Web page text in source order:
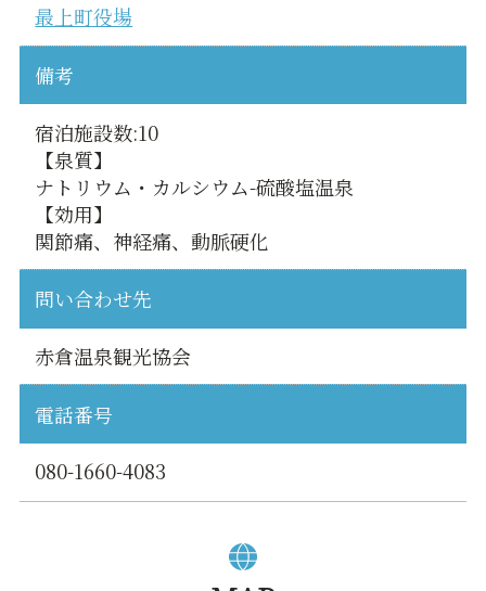
最上町役場
備考
宿泊施設数:10
【泉質】
ナトリウム・カルシウム-硫酸塩温泉
【効用】
関節痛、神経痛、動脈硬化
問い合わせ先
赤倉温泉観光協会
電話番号
080-1660-4083